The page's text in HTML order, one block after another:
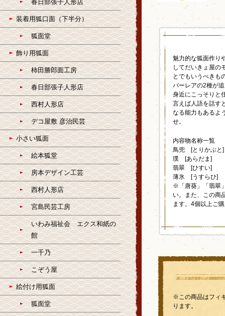
魅力的な狐面作り
してだいきょ屋の
とでもいうべきも
パーレアの2種が
身近にこっそりと
言えば人語を話す
なる能力もあるよ
せ。
内容物名称一覧
鳥兜 [とりかぶと]
璞 [あらだま]
翡翠 [ひすい]
薄氷 [うすらひ]
※「唐葵」「翡翠
い。また、この商
ます。4個以上ご
※この商品はフィ
ります。
春日部張子人形店
装着用狐口面（下半分）
狐面堂
飾り用狐面
柿田勝郎面工房
春日部張子人形店
西村人形店
デコ屋敷 彦治民芸
小さい狐面
絵本狐堂
房本デザイン工芸
西村人形店
宮島民芸工房
いわみ福祉会 エクス和紙の
館
一千乃
こぞう屋
絵付け用狐面
狐面堂